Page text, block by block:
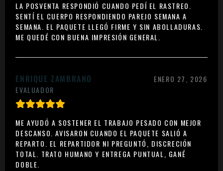
LA POSVENTA RESPONDIÓ CUANDO PEDÍ EL RASTREO.
SENTÍ EL CUERPO RESPONDIENDO PAREJO SEMANA A
SEMANA. EL PAQUETE LLEGÓ FIRME Y SIN ABOLLADURAS.
ME QUEDÉ CON BUENA IMPRESIÓN GENERAL.
ENRIQUE ZAMBRANO
EVALUADOR
ENERO 27, 2026
ME AYUDÓ A SOSTENER EL TRABAJO PESADO CON MEJOR
DESCANSO. AVISARON CUANDO EL PAQUETE SALIÓ A
REPARTO. EL REPARTIDOR NI PREGUNTÓ, DISCRECIÓN
TOTAL. TRATO HUMANO Y ENTREGA PUNTUAL, GANÉ
DOBLE.